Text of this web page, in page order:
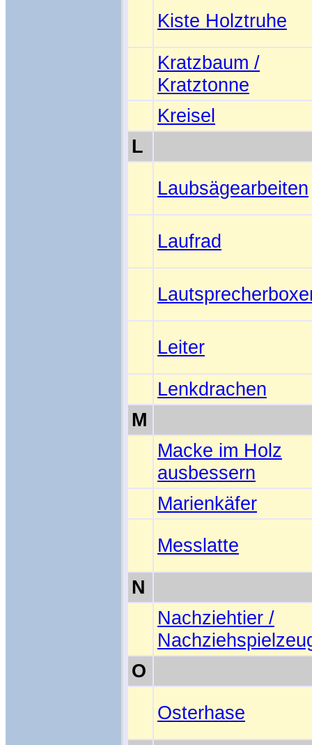
Kiste Holztruhe
Kratzbaum /
Kratztonne
Kreisel
L
Laubsägearbeiten
Laufrad
Leiter
Lenkdrachen
M
Macke im Holz
ausbessern
Marienkäfer
Messlatte
N
Nachziehtier /
O
Osterhase